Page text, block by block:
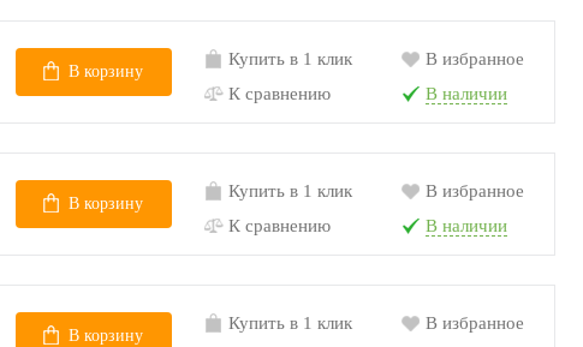
В корзину
Купить в 1 клик
К сравнению
В избранное
В наличии
В корзину
Купить в 1 клик
К сравнению
В избранное
В наличии
В корзину
Купить в 1 клик
В избранное